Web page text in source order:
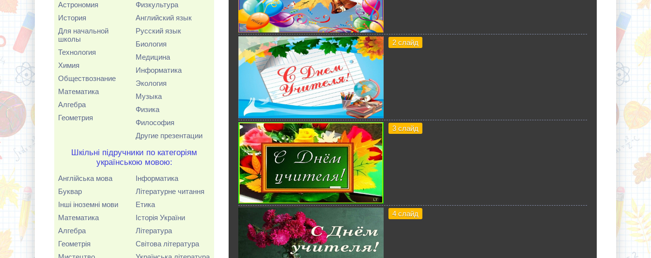
Астрономия
История
Для начальной
школы
Технология
Химия
Обществознание
Математика
Алгебра
Геометрия
Физкультура
Английский язык
Русский язык
Биология
Медицина
Информатика
Экология
Музыка
Физика
Философия
Другие презентации
Шкільні підручники по категоріям
українською мовою:
Англійська мова
Буквар
Інші іноземні мови
Математика
Алгебра
Геометрія
Інформатика
Літературне читання
Етика
Історія України
Література
Світова література
2 слайд
3 слайд
4 слайд